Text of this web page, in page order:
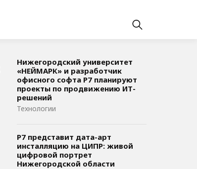
Нижегородский университет
«НЕЙМАРК» и разработчик
офисного софта P7 планируют
проекты по продвижению ИТ-
решений
Технологии
Р7 представит дата-арт
инсталляцию на ЦИПР: живой
цифровой портрет
Нижегородской области